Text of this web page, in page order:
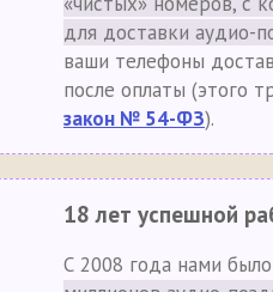
для доставки аудио-
ваши телефоны
после оплаты (этого
закон № 54-ФЗ).
18 лет успешной
С 2008 года нами